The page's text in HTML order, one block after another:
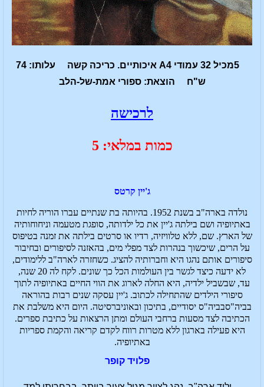
5מכיל 32 עמודי A4 איכותיים. כריכה קשה עלותו: 74
ש"ח הוצאת: ספורי אמת-של-הלב
לרכישה
כמות במלאי: 5
ג'יין קרטס
נולדה בארה"ב בשנת 1952. בהיותה בת שנתיים עברו הוריה לחיות
באתיופיה ושם בילתה ג'יין את כל ילדותה, סופגת מטעמה וניחוחותיה
של הארץ. שם, ללא טלוויזיה, רדיו או סרטים בילתה את זמנה בטיפוס
על הרים, שיכשוך בנהרות לצד מפלי מים, בהאזנה לסיפורים ובחיבור
סיפורים אותם נהגו היא וחברותיה להציג. כשחזרה לארה"ב ללימודים,
לא ידעה כיצד לגשר בין העולמות הכל כך שונים. לקח לה 20 שנה,
עד, שבשביל ילדיה, היא החלה לארוג את הווי החיים באתיופיה לתוך
סיפורי הילדים שהתחילה לכתוב. ג'יין עסקה שנים רבות בהוראה
בביה"סבביה"ס יסודיים, בתיכון ובאוניברסיטה. היום היא משלבת את
הכתיבה לצד מסעות ברחבי העולם ומתן הרצאות על כתיבת ספרים.
היא פעילה בארגון ללא מטרות רווח לקדם קריאה והקמת ספריות
באתיופיה.
פלויד קופר